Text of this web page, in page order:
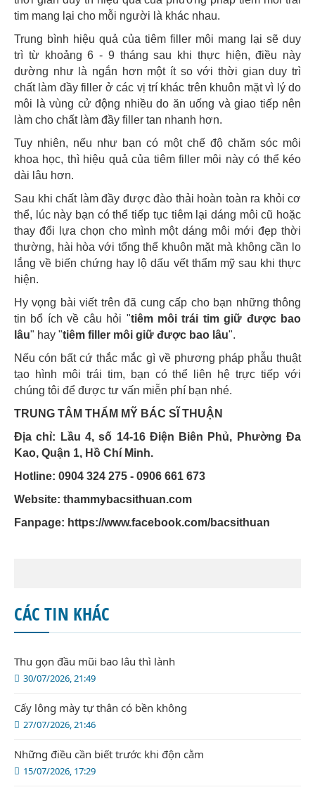
tim mang lại cho mỗi người là khác nhau.
Trung bình hiệu quả của tiêm filler môi mang lại sẽ duy
trì từ khoảng 6 - 9 tháng sau khi thực hiện, điều này
dường như là ngắn hơn một ít so với thời gian duy trì
chất làm đầy filler ở các vị trí khác trên khuôn mặt vì lý do
môi là vùng cử động nhiều do ăn uống và giao tiếp nên
làm cho chất làm đầy filler tan nhanh hơn.
Tuy nhiên, nếu như bạn có một chế độ chăm sóc môi
khoa học, thì hiệu quả của tiêm filler môi này có thể kéo
dài lâu hơn.
Sau khi chất làm đầy được đào thải hoàn toàn ra khỏi cơ
thể, lúc này bạn có thể tiếp tục tiêm lại dáng môi cũ hoặc
thay đổi lựa chọn cho mình một dáng môi mới đẹp thời
thường, hài hòa với tổng thể khuôn mặt mà không cần lo
lắng về biến chứng hay lộ dấu vết thẩm mỹ sau khi thực
hiện.
Hy vọng bài viết trên đã cung cấp cho bạn những thông
tin bổ ích về câu hỏi "tiêm môi trái tim giữ được bao
lâu" hay "tiêm filler môi giữ được bao lâu".
Nếu cón bất cứ thắc mắc gì về phương pháp phẫu thuật
tạo hình môi trái tim, bạn có thể liên hệ trực tiếp với
chúng tôi để được tư vấn miễn phí bạn nhé.
TRUNG TÂM THẨM MỸ BÁC SĨ THUẬN
Địa chỉ: Lầu 4, số 14-16 Điện Biên Phủ, Phường Đa
Kao, Quận 1, Hồ Chí Minh.
Hotline: 0904 324 275 - 0906 661 673
Website: thammybacsithuan.com
Fanpage: https://www.facebook.com/bacsithuan
CÁC TIN KHÁC
30/07/2026, 21:49
Thu gọn đầu mũi bao lâu thì lành
27/07/2026, 21:46
Cấy lông mày tự thân có bền không
15/07/2026, 17:29
Những điều cần biết trước khi độn cằm